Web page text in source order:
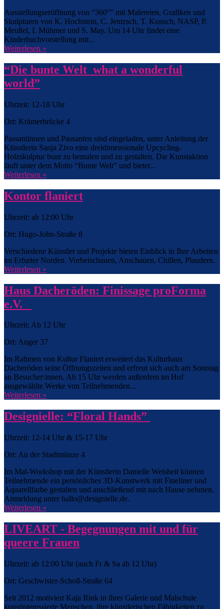
Ausstellungseröffnung von “360°” mit Malereien, Grafiken und
Skulpturen von K. Hochstein, C. Jentzsch, T. Kunsch, NASP, P.
Meußel, I. Mühmer und S. May. Um 14 Uhr findet eine
Kinderbuchvorstellung mit...
Weiterlesen »
“Die bunte Welt_what a wonderful
world”
Uhrzeit: 12-18 Uhr
Ort: Krämerbrücke 4
Passantinnen und Passanten sind eingeladen, unter Anleitung der
Künstlerin Sanja Zivo eine dreidimensionale Upcycling-
Holzskulptur bunt zu bemalen und zu gestalten. Die Kunstaktion
läuft unter dem Motto “Bunte Welt” und bietet...
Weiterlesen »
Kontor flaniert
Uhrzeit: ab 12:00 Uhr
Ort: Hugo-John-Straße 8
Verschiedene Künstler und Projekte bieten Einblick in Ihre Arbeiten
im Erfurter Norden. Vorbeischauen, Anschauen, Chillen, Plaudern.
Weiterlesen »
Haus Dacheröden: Finissage proForma
e.V.
Uhrzeit: Ab 12 Uhr
Ort: Anger 37
Im Rahmen von Kultur Flaniert erweitert das Kulturhaus
Dacheröden seine Öffnungszeiten und erfreut sich auch am Sonntag
an Besucher:innen. Ab 15 Uhr werden außerdem im Hof
ausgewählte Werke von Teilnehmenden...
Weiterlesen »
Designielle: “Floral Hands”
Uhrzeit: 12-14 Uhr & 15-17 Uhr
Ort: An der Stadtmünze 4
Im Mal-Workshop mit der Künstlerin Danielle Weisheit können
Teilnehmende ein persönliches 3D-Kunstwerk mit Fineliner und
Aquarellfarbe gestalten und anschließend mit nach Hause nehmen.
Anmeldung unter hallo@designielle.de.
Weiterlesen »
LIVEART - Begegnungen mit und für
queere Frauen
Uhrzeit: ab 12:00 Uhr (auch Fr & Sa ab 12 Uhr)
Ort: Geschwister-Scholl-Straße 64
Seit 2012 motiviert Kaja Rink in ihrer Galerie und Malschule
kunstinteressierte Menschen, ihre künstlerischen Fähigkeiten zu